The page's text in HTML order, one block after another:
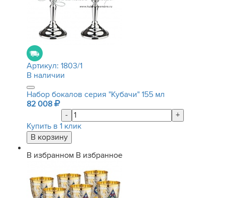
Артикул: 1803/1
В наличии
Набор бокалов серия "Кубачи" 155 мл
82 008
-
+
Купить в 1 клик
В избранном В избранное